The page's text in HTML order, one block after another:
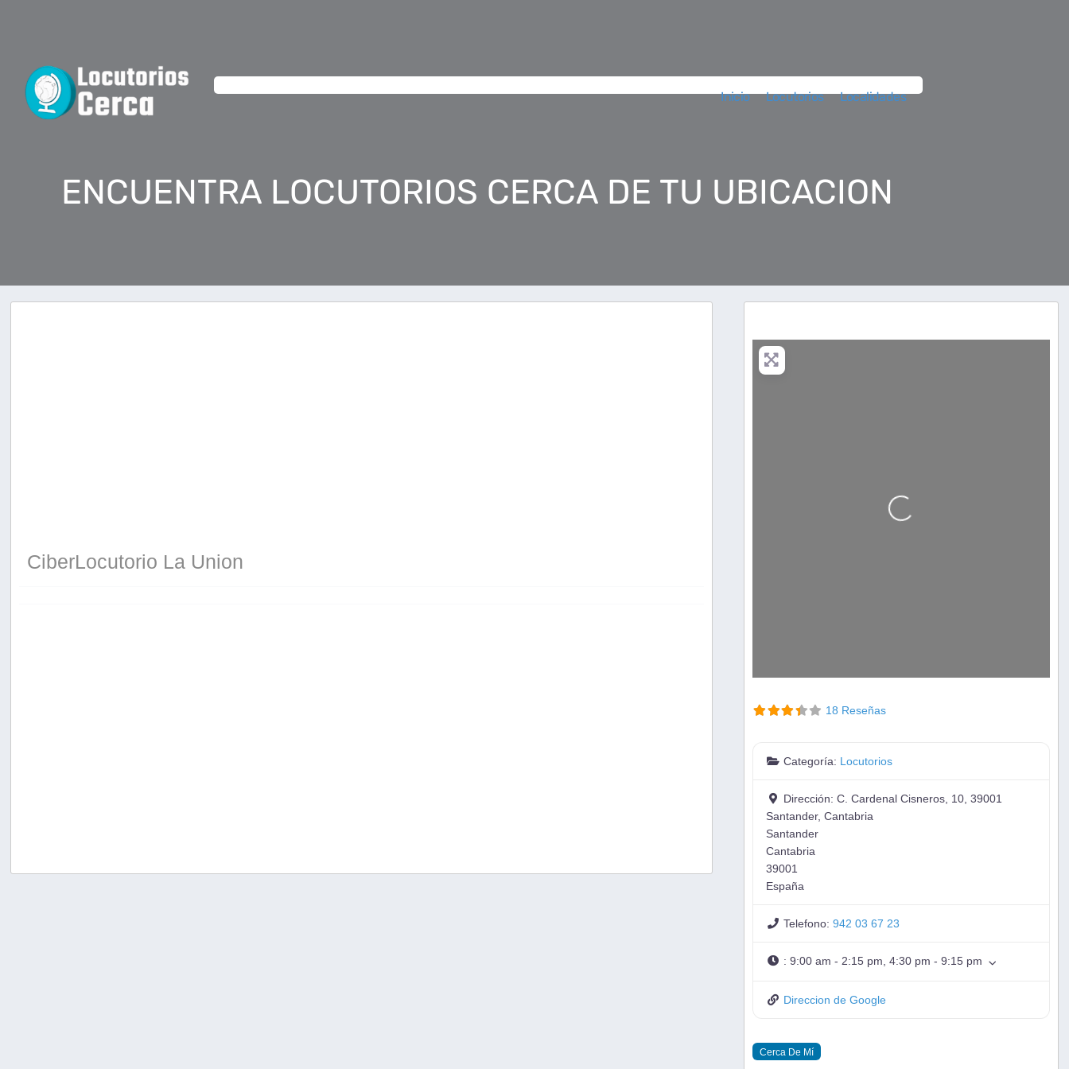
Inicio Locutorios Localidades
ENCUENTRA LOCUTORIOS CERCA DE TU UBICACION
CiberLocutorio La Union
Cargando…
18 Reseñas
Categoría: Locutorios
Dirección: C. Cardenal Cisneros, 10, 39001
Santander, Cantabria
Santander
Cantabria
39001
España
Telefono: 942 03 67 23
: 9:00 am - 2:15 pm, 4:30 pm - 9:15 pm
Direccion de Google
Cerca De Mí